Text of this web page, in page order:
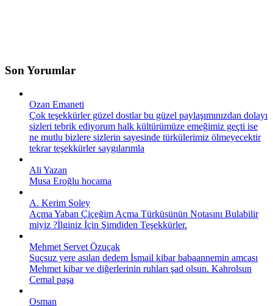
Son Yorumlar
Ozan Emaneti
Çok teşekkürler güzel dostlar bu güzel paylaşımınızdan dolayı
sizleri tebrik ediyorum halk kültürümüze emeğimiz geçti ise
ne mutlu bizlere sizlerin sayesinde türkülerimiz ölmeyecektir
tekrar teşekkürler saygılarımla
Ali Yazan
Musa Eroğlu hocama
A. Kerim Soley
Açma Yaban Çiçeğim Açma Türküsünün Notasını Bulabilir
miyiz ?İlginiz İçin Şimdiden Teşekkürler.
Mehmet Servet Özuçak
Suçsuz yere asılan dedem İsmail kibar babaannemin amcası
Mehmet kibar ve diğerlerinin ruhları şad olsun. Kahrolsun
Cemal paşa
Osman